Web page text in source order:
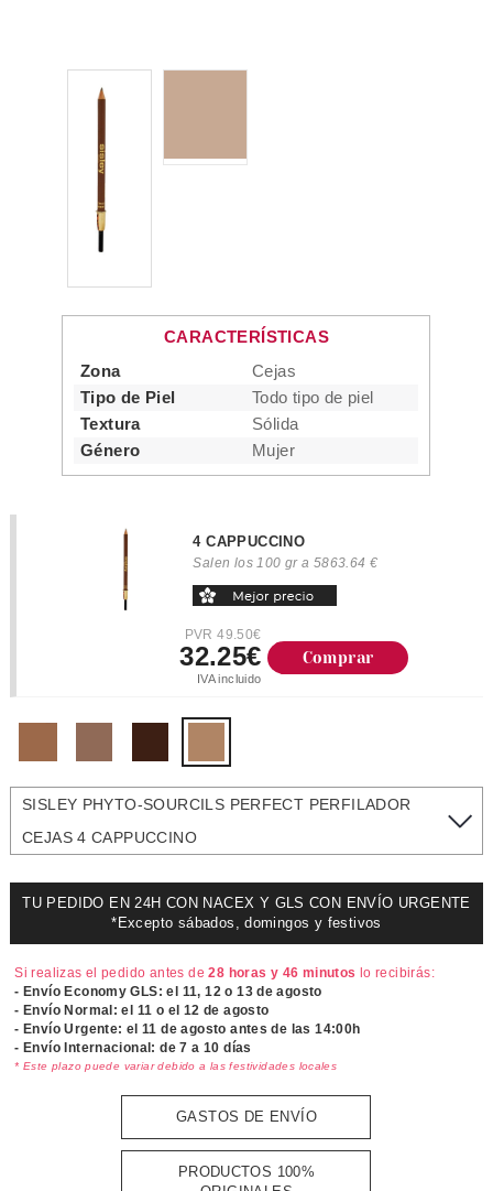
CARACTERÍSTICAS
Zona
Cejas
Tipo de Piel
Todo tipo de piel
Textura
Sólida
Género
Mujer
4 CAPPUCCINO
Salen los 100 gr a 5863.64 €
PVR 49.50€
32.25€
IVA incluido
Comprar
SISLEY PHYTO-SOURCILS PERFECT PERFILADOR
CEJAS 4 CAPPUCCINO
TU PEDIDO EN 24H CON NACEX Y GLS CON ENVÍO URGENTE
*Excepto sábados, domingos y festivos
Si realizas el pedido antes de28 horas y 46 minutos lo recibirás:
- Envío Economy GLS: el 11, 12 o 13 de agosto
- Envío Normal: el 11 o el 12 de agosto
- Envío Urgente: el11 de agosto antes de las 14:00h
- Envío Internacional: de 7 a 10 días
* Este plazo puede variar debido a las festividades locales
GASTOS DE ENVÍO
PRODUCTOS 100%